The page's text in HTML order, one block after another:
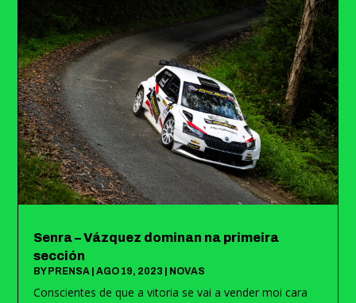
Senra – Vázquez dominan na primeira
sección
BYPRENSA |AGO 19, 2023 | NOVAS
Conscientes de que a vitoria se vai a vender moi cara